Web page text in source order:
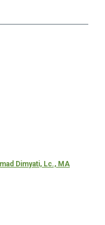
Dimyati, Lc., MA